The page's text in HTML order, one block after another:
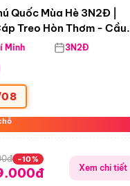
08:03:29
Treo Hòn Thơm
Quốc Mùa Hè 3N2Đ |
Treo Hòn Thơm - Cầu
Viên Nước Aquatopia
Minh 3N2Đ
-10%
Xem chi tiết